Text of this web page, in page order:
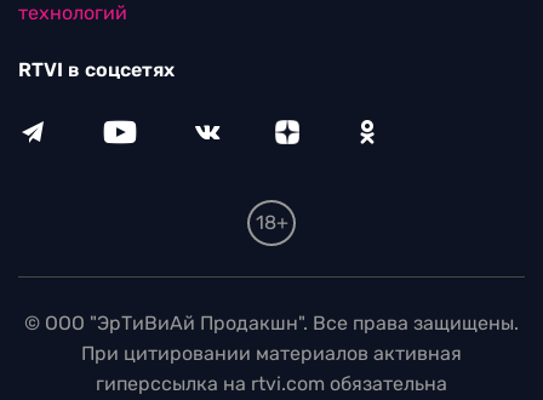
технологий
RTVI в соцсетях
18+
© ООО "ЭрТиВиАй Продакшн". Все права защищены.
При цитировании материалов активная
гиперссылка на rtvi.com обязательна